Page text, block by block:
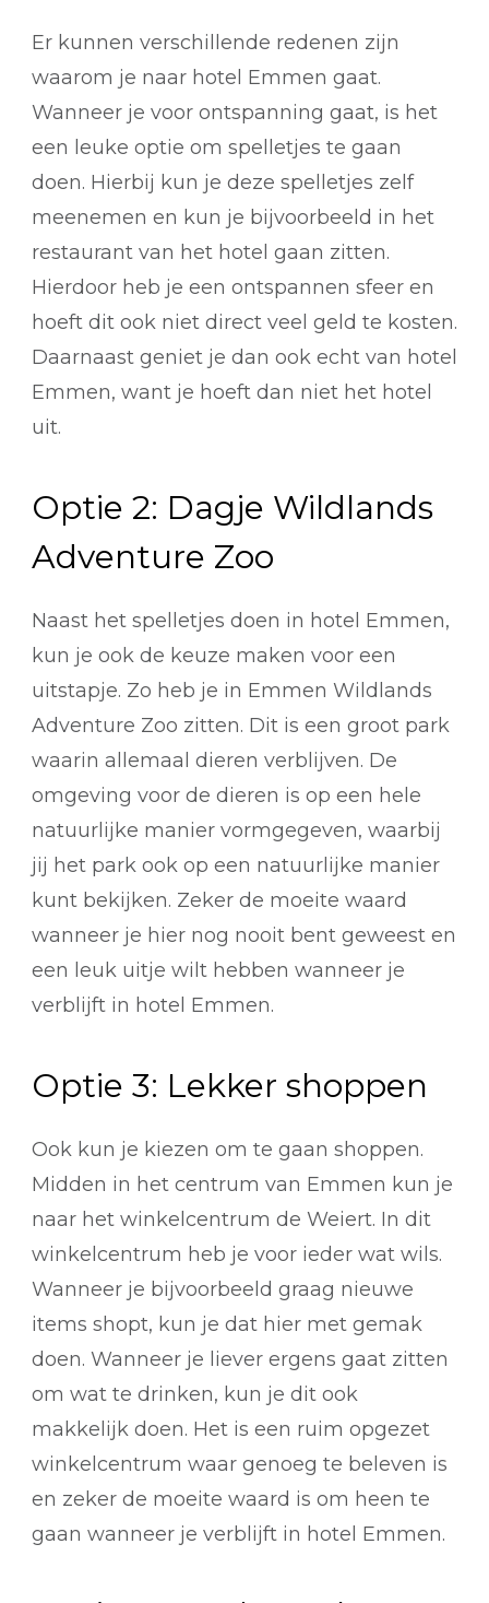
Er kunnen verschillende redenen zijn
waarom je naar hotel Emmen gaat.
Wanneer je voor ontspanning gaat, is het
een leuke optie om spelletjes te gaan
doen. Hierbij kun je deze spelletjes zelf
meenemen en kun je bijvoorbeeld in het
restaurant van het hotel gaan zitten.
Hierdoor heb je een ontspannen sfeer en
hoeft dit ook niet direct veel geld te kosten.
Daarnaast geniet je dan ook echt van hotel
Emmen, want je hoeft dan niet het hotel
uit.
Optie 2: Dagje Wildlands
Adventure Zoo
Naast het spelletjes doen in hotel Emmen,
kun je ook de keuze maken voor een
uitstapje. Zo heb je in Emmen Wildlands
Adventure Zoo zitten. Dit is een groot park
waarin allemaal dieren verblijven. De
omgeving voor de dieren is op een hele
natuurlijke manier vormgegeven, waarbij
jij het park ook op een natuurlijke manier
kunt bekijken. Zeker de moeite waard
wanneer je hier nog nooit bent geweest en
een leuk uitje wilt hebben wanneer je
verblijft in hotel Emmen.
Optie 3: Lekker shoppen
Ook kun je kiezen om te gaan shoppen.
Midden in het centrum van Emmen kun je
naar het winkelcentrum de Weiert. In dit
winkelcentrum heb je voor ieder wat wils.
Wanneer je bijvoorbeeld graag nieuwe
items shopt, kun je dat hier met gemak
doen. Wanneer je liever ergens gaat zitten
om wat te drinken, kun je dit ook
makkelijk doen. Het is een ruim opgezet
winkelcentrum waar genoeg te beleven is
en zeker de moeite waard is om heen te
gaan wanneer je verblijft in hotel Emmen.